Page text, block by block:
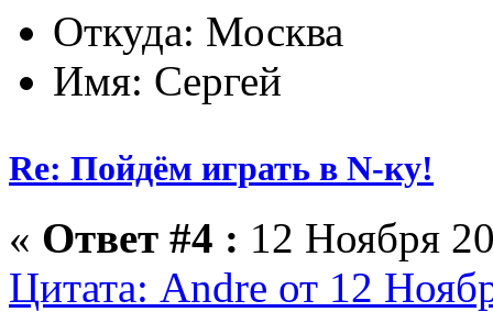
Откуда: Москва
Имя: Сергей
Re: Пойдём играть в N-ку!
« Ответ #4 : 12 Ноября
Цитата: Andre от 12